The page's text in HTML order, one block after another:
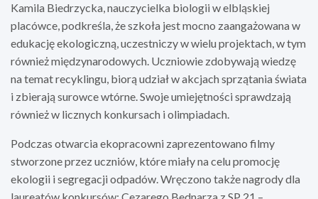
Kamila Biedrzycka, nauczycielka biologii w elbląskiej
placówce, podkreśla, że szkoła jest mocno zaangażowana w
edukację ekologiczną, uczestniczy w wielu projektach, w tym
również międzynarodowych. Uczniowie zdobywają wiedzę
na temat recyklingu, biorą udział w akcjach sprzątania świata
i zbierają surowce wtórne. Swoje umiejętności sprawdzają
również w licznych konkursach i olimpiadach.
Podczas otwarcia ekopracowni zaprezentowano filmy
stworzone przez uczniów, które miały na celu promocję
ekologii i segregacji odpadów. Wręczono także nagrody dla